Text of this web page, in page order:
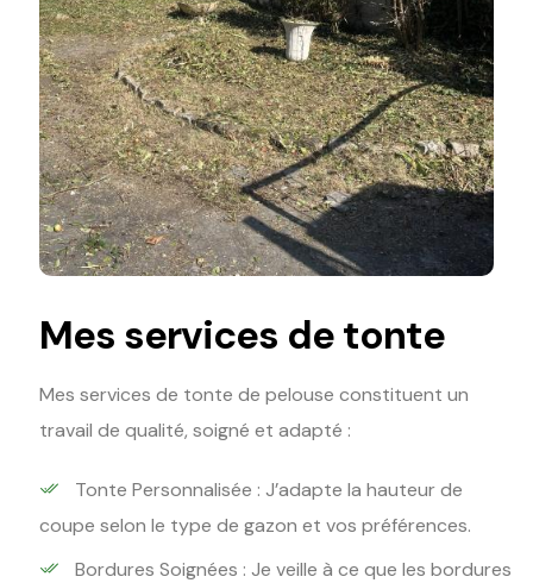
Mes services de tonte
Mes services de tonte de pelouse constituent un
travail de qualité, soigné et adapté :
Tonte Personnalisée : J’adapte la hauteur de
coupe selon le type de gazon et vos préférences.
Bordures Soignées : Je veille à ce que les bordures